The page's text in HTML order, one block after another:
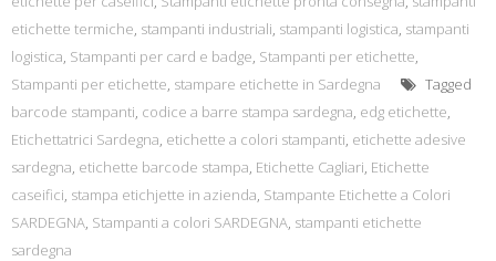
etichette termiche, stampanti industriali, stampanti logistica, stampanti
logistica, Stampanti per card e badge, Stampanti per etichette,
Stampanti per etichette, stampare etichette in Sardegna
Tagged
barcode stampanti, codice a barre stampa sardegna, edg etichette,
Etichettatrici Sardegna, etichette a colori stampanti, etichette adesive
sardegna, etichette barcode stampa, Etichette Cagliari, Etichette
caseifici, stampa etichjette in azienda, Stampante Etichette a Colori
SARDEGNA, Stampanti a colori SARDEGNA, stampanti etichette
sardegna